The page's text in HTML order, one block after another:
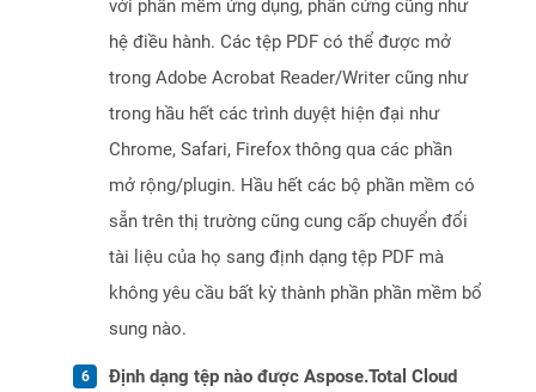
với phần mềm ứng dụng, phần cứng cũng như
hệ điều hành. Các tệp PDF có thể được mở
trong Adobe Acrobat Reader/Writer cũng như
trong hầu hết các trình duyệt hiện đại như
Chrome, Safari, Firefox thông qua các phần
mở rộng/plugin. Hầu hết các bộ phần mềm có
sẵn trên thị trường cũng cung cấp chuyển đổi
tài liệu của họ sang định dạng tệp PDF mà
không yêu cầu bất kỳ thành phần phần mềm bổ
sung nào.
Định dạng tệp nào được Aspose.Total Cloud